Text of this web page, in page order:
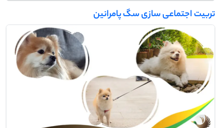
تربیت اجتماعی سازی سگ پامرانین